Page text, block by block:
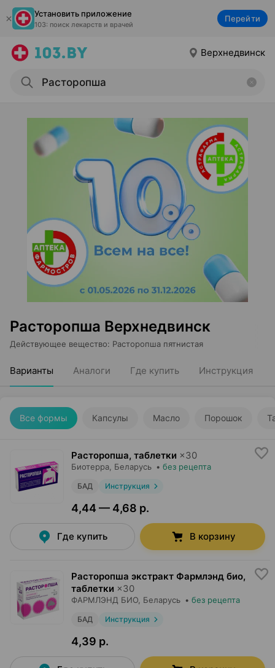
Установить приложение
103: поиск лекарств и врачей
Перейти
Верхнедвинск
Расторопша Верхнедвинск
Действующее вещество: Расторопша пятнистая
Варианты Аналоги Где купить Инструкция
Все формы Капсулы Масло Порошок
Расторопша, таблетки ×30
Биотерра , Беларусь • без рецепта
БАД Инструкция
4,44 — 4,68 р.
Где купить В корзину
Расторопша экстракт Фармлэнд био,
таблетки ×30
ФАРМЛЭНД БИО , Беларусь • без рецепта
БАД Инструкция
4,39 р.